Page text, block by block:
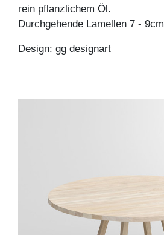
rein pflanzlichem Öl.
Durchgehende Lamellen 7 - 9cm
Design: gg designart